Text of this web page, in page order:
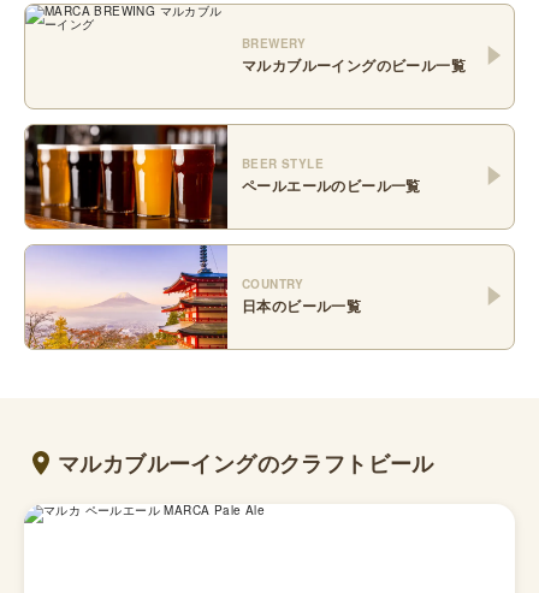
BREWERY
マルカブルーイングのビール一覧
BEER STYLE
ペールエールのビール一覧
COUNTRY
日本のビール一覧
マルカブルーイングのクラフトビール